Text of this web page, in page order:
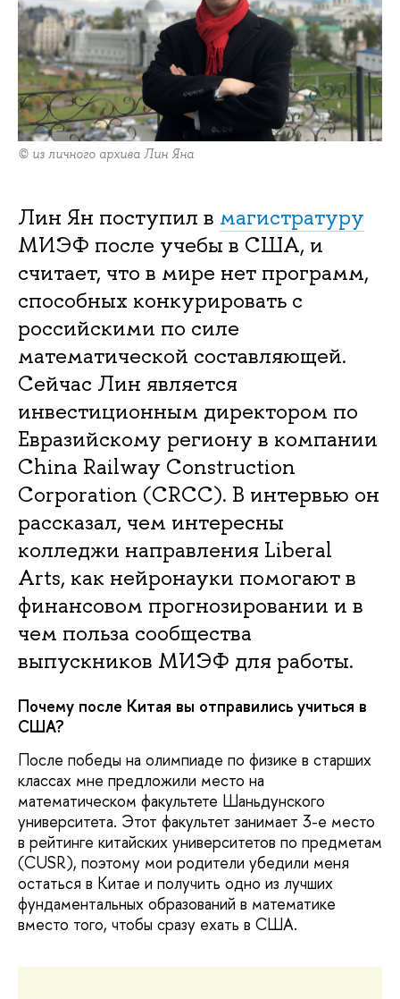
© из личного архива Лин Яна
Лин Ян поступил в магистратуру
МИЭФ после учебы в США, и
считает, что в мире нет программ,
способных конкурировать с
российскими по силе
математической составляющей.
Сейчас Лин является
инвестиционным директором по
Евразийскому региону в компании
China Railway Construction
Corporation (CRCC). В интервью он
рассказал, чем интересны
колледжи направления Libеral
Arts, как нейронауки помогают в
финансовом прогнозировании и в
чем польза сообщества
выпускников МИЭФ для работы.
Почему после Китая вы отправились учиться в
США?
После победы на олимпиаде по физике в старших
классах мне предложили место на
математическом факультете Шаньдунского
университета. Этот факультет занимает 3-е место
в рейтинге китайских университетов по предметам
(CUSR), поэтому мои родители убедили меня
остаться в Китае и получить одно из лучших
фундаментальных образований в математике
вместо того, чтобы сразу ехать в США.